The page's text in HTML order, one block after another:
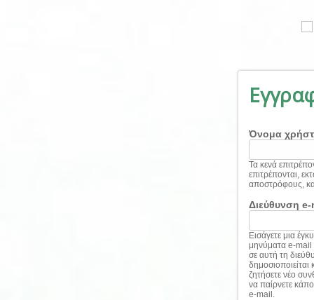
Όνομα
Τα κενά
επιτρέπονται,
αποστρόφους,
Διεύθυνση
Εισάγετε μια
μηνύματα e-mail
σε αυτή τη
ζητήσετε νέο
να παίρνετε
e-mail.